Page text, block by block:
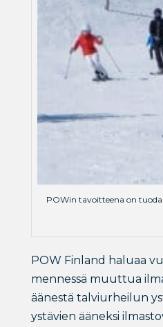
POWin tavoitteena on
POW Finland haluaa
mennessä muuttua
äänestä talviurheilun
ystävien ääneksi